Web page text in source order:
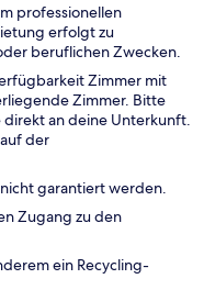
professionellen
erfolgt zu
beruflichen Zwecken.
Zimmer mit
Zimmer. Bitte
an deine Unterkunft.
der
garantiert werden.
Zugang zu den
ein Recycling-